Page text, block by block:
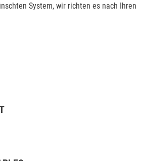
System, wir richten es nach Ihren